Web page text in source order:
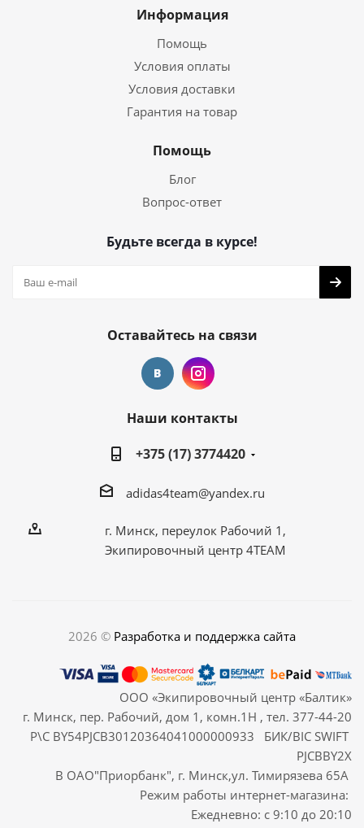
Информация
Помощь
Условия оплаты
Условия доставки
Гарантия на товар
Помощь
Блог
Вопрос-ответ
Будьте всегда в курсе!
Оставайтесь на связи
Наши контакты
+375 (17) 3774420
adidas4team@yandex.ru
г. Минск, переулок Рабочий 1,
Экипировочный центр 4TEAM
2026 © Разработка и поддержка сайта
ООО «Экипировочный центр «Балтик»
г. Минск, пер. Рабочий, дом 1, комн.1Н , тел. 377-44-20
Р\С BY54PJCB30120364041000000933 БИК/BIC SWIFT
PJCBBY2X
В ОАО"Приорбанк", г. Минск,ул. Тимирязева 65А
Режим работы интернет-магазина:
Ежедневно: с 9:10 до 20:10